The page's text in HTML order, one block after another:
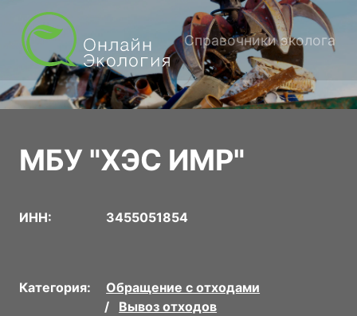
Справочники эколога
МБУ "ХЭС ИМР"
ИНН: 3455051854
Категория:
Обращение с отходами
Вывоз отходов